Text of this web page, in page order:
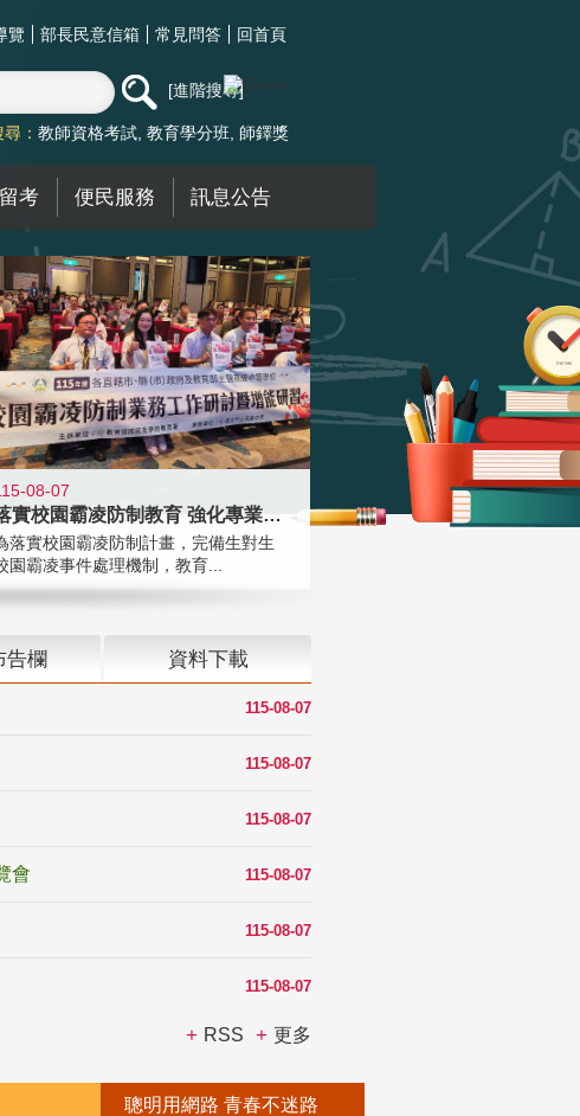
覽 部長民意信箱 常見問答 回首頁
進階搜尋
： 教師資格考試 教育學分班 師鐸獎
考 便民服務 訊息公告
08-07
落實校園霸凌防制教育 強化專業知能
落實校園霸凌防制計畫，完備生對生
園霸凌事件處理機制，教育...
告欄 資料下載
115-08-07
115-08-07
115-08-07
115-08-07
會
115-08-07
115-08-07
RSS 更多
聰明用網路 青春不迷路